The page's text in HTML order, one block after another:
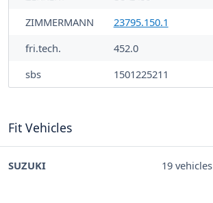
ZIMMERMANN
23795.150.1
fri.tech.
452.0
sbs
1501225211
Fit Vehicles
SUZUKI 19 vehicles